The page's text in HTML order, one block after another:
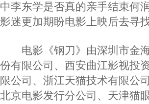
中李东学是否真的亲手结束何
影迷更加期盼电影上映后去寻找
电影《钢刀》由深圳市金海
份有限公司、西安曲江影视投
限公司、浙江天猫技术有限公
北京电影发行分公司、天津猫